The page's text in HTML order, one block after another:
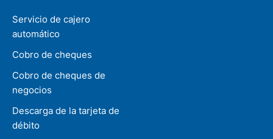
Servicio de cajero
automático
Cobro de cheques
Cobro de cheques de
negocios
Descarga de la tarjeta de
débito